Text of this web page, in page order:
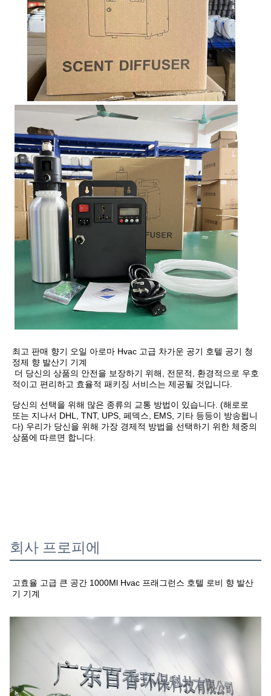
최고 판매 향기 오일 아로마 Hvac 고급 차가운 공기 호텔 공기 청
정제 향 발산기 기계
당신의 선택을 위해 많은 종류의 교통 방법이 있습니다. (해로로
또는 지나서 DHL, TNT, UPS, 페덱스, EMS, 기타 등등이 방송됩니
다) 우리가 당신을 위해 가장 경제적 방법을 선택하기 위한 체중의
상품에 따르면 합니다.
회사 프로피에
고효율 고급 큰 공간 1000Ml Hvac 프래그런스 호텔 로비 향 발산
기 기계